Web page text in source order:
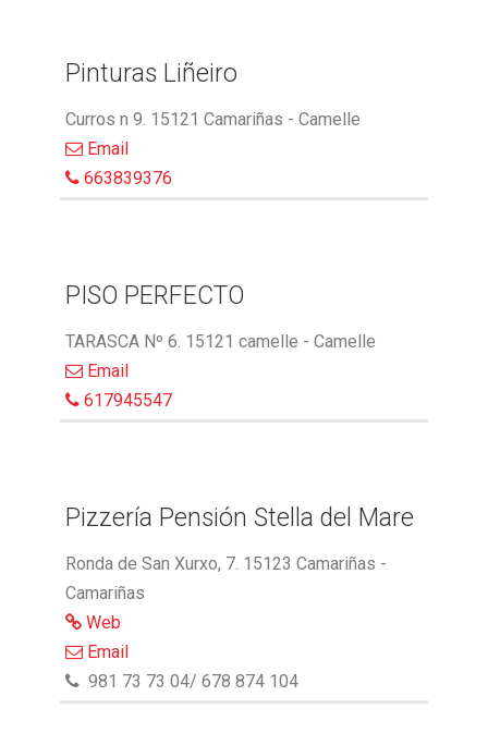
Pinturas Liñeiro
Curros n 9. 15121 Camariñas - Camelle
Email
663839376
PISO PERFECTO
TARASCA Nº 6. 15121 camelle - Camelle
Email
617945547
Pizzería Pensión Stella del Mare
Ronda de San Xurxo, 7. 15123 Camariñas -
Camariñas
Web
Email
981 73 73 04/ 678 874 104